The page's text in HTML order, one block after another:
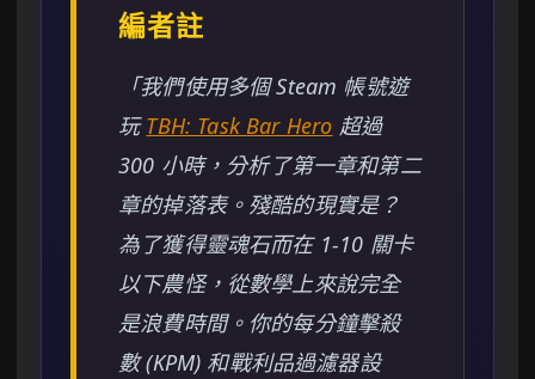
編者註
「我們使用多個 Steam 帳號遊
玩TBH: Task Bar Hero 超過
300 小時，分析了第一章和第二
章的掉落表。殘酷的現實是？
為了獲得靈魂石而在 1-10 關卡
以下農怪，從數學上來說完全
是浪費時間。你的每分鐘擊殺
數 (KPM) 和戰利品過濾器設